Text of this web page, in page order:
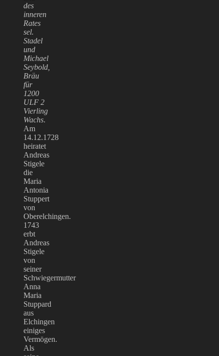
des
inneren
Rates
sel.
Stadel
und
Michael
Seybold,
Bräu
für
1200
ULF 2
Vierling
Wachs.
Am
14.12.1728
heiratet
Andreas
Stigele
die
Maria
Antonia
Stuppert
von
Oberelchingen.
1743
erbt
Andreas
Stigele
von
seiner
Schwiegermutter
Anna
Maria
Stuppard
aus
Elchingen
einiges
Vermögen.
Als